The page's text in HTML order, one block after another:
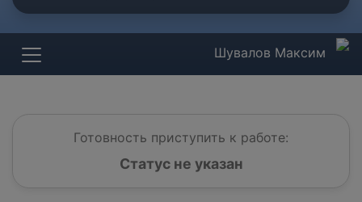
Шувалов Максим
Готовность приступить к работе:
Статус не указан